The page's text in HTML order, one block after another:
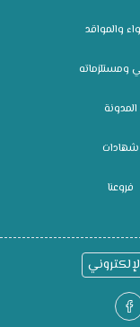
والمواقد
ومستلزماته
المدونة
شهادات
فروعنا